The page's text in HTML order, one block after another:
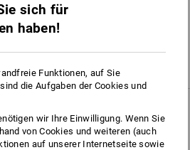
sich für
haben!
Funktionen, auf Sie
die Aufgaben der Cookies und
wir Ihre Einwilligung. Wenn Sie
von Cookies und weiteren (auch
auf unserer Internetseite sowie